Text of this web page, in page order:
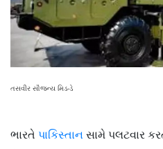
તસવીર સૌજન્ય મિડ-ડે
ભારતે પાકિસ્તાન સામે પલટવાર